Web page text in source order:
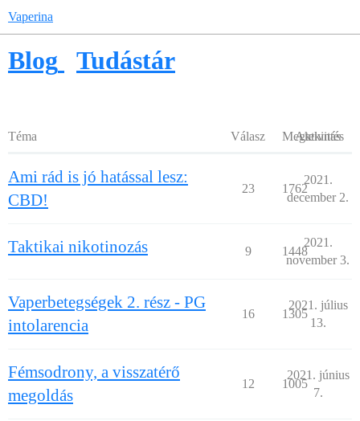
Vaperina
Blog Tudástár
Téma Válasz Megtekintés
Aktivitás
Ami rád is jó hatással lesz:
CBD!
23 1762
2021.
december 2.
Taktikai nikotinozás 9 1448
2021.
november 3.
Vaperbetegségek 2. rész - PG
intolarencia
16 1305
2021. július
13.
Fémsodrony, a visszatérő
megoldás
12 1005
2021. június
7.